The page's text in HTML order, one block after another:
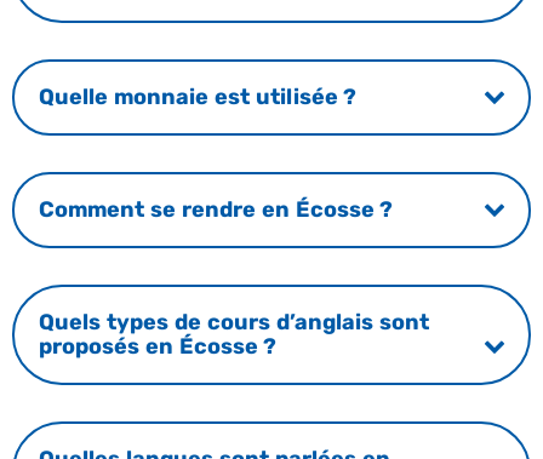
Quelle monnaie est utilisée ?
Comment se rendre en Écosse ?
Quels types de cours d’anglais sont
proposés en Écosse ?